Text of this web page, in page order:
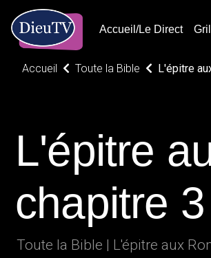
Accueil/Le Direct
Accueil Toute la Bible L'épitre
L'épitre
chapitre
Toute la Bible | L'épitre aux